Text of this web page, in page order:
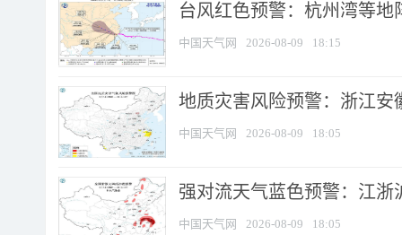
台风红色预警：杭州湾等地
中国天气网 2026-08-09 18:15
地质灾害风险预警：浙江安
中国天气网 2026-08-09 18:05
强对流天气蓝色预警：江浙
中国天气网 2026-08-09 18:05